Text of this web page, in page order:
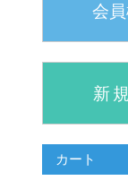
会
新
カート